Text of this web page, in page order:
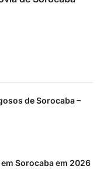
de Sorocaba –
Sorocaba em 2026